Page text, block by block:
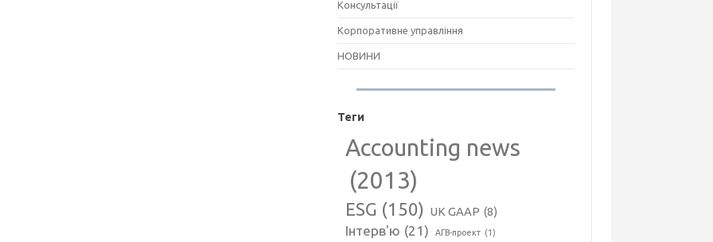
Консультації
Корпоративне управління
НОВИНИ
Теги
Accounting news
(2013)
ESG (150) UK GAAP (8)
Інтерв'ю (21) АГВ-проект (1)